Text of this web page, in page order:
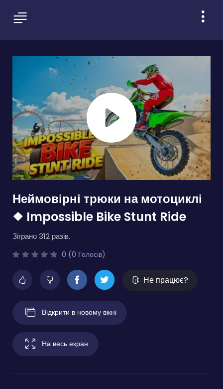
Неймовірні трюки на мотоциклі
❖ Impossible Bike Stunt Ride
Зіграно 312 разів.
0 (0 Голосів)
Не працює?
Відкрити в новому вікні
На весь екран